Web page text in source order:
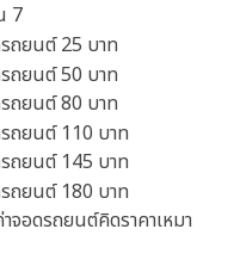
7
ถยนต์ 25 บาท
ถยนต์ 50 บาท
ถยนต์ 80 บาท
ถยนต์ 110 บาท
ถยนต์ 145 บาท
ถยนต์ 180 บาท
จอดรถยนต์คิดราคาเหมา